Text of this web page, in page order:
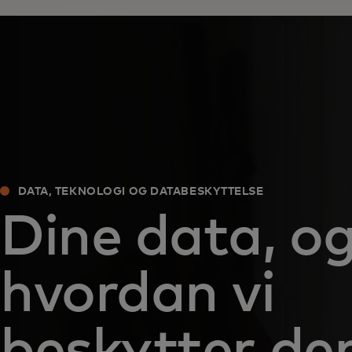
DATA, TEKNOLOGI OG DATABESKYTTELSE
Dine data,
hvordan vi